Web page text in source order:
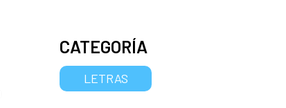
CATEGORÍA
LETRAS